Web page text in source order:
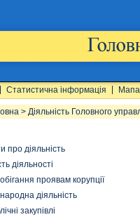
Статистична інформація
> Діяльність Головного
про діяльність
діяльності
проявам корупції
діяльність
закупівлі